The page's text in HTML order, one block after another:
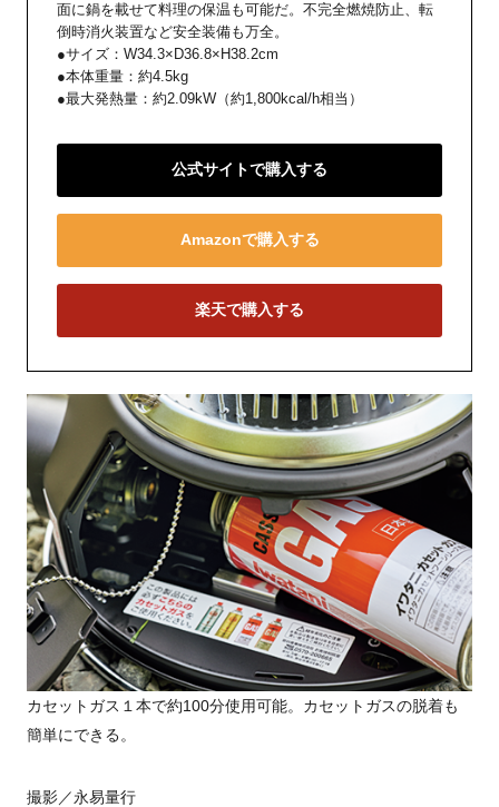
面に鍋を載せて料理の保温も可能だ。不完全燃焼防止、転
倒時消火装置など安全装備も万全。
●サイズ：W34.3×D36.8×H38.2cm
●本体重量：約4.5kg
●最大発熱量：約2.09kW（約1,800kcal/h相当）
公式サイトで購入する
Amazonで購入する
楽天で購入する
カセットガス１本で約100分使用可能。カセットガスの脱着も
簡単にできる。
撮影／永易量行